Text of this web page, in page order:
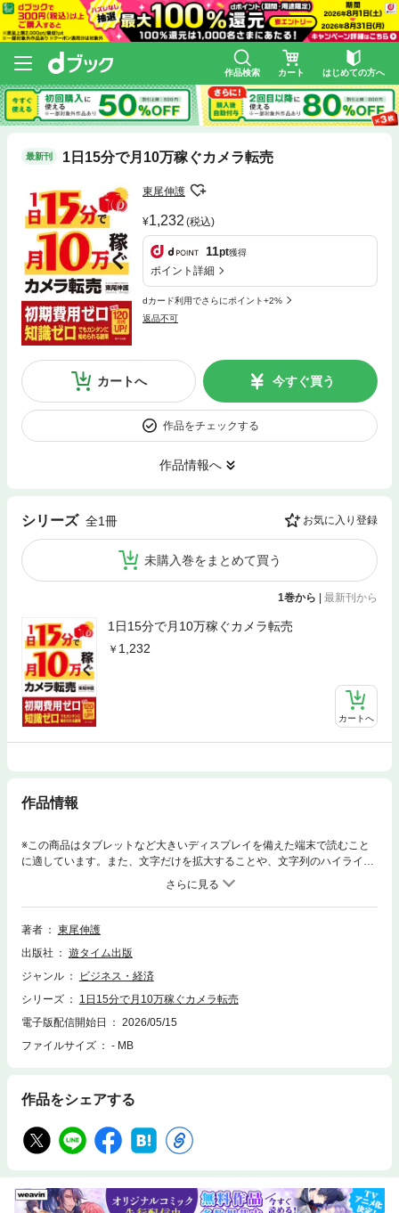
作品検索 カート はじめての方へ
最新刊 1日15分で月10万稼ぐカメラ転売
東尾伸護
1,232 (税込)
11pt獲得
ポイント詳細
dカード利用でさらにポイント+2%
返品不可
カートへ 今すぐ買う
作品をチェックする
作品情報へ
シリーズ 全1冊 お気に入り登録
未購入巻をまとめて買う
1巻から | 最新刊から
1日15分で月10万稼ぐカメラ転売
1,232
カートへ
作品情報
※この商品はタブレットなど大きいディスプレイを備えた端末で読むこと
に適しています。また、文字だけを拡大することや、文字列のハイライ
ト、検索、辞書の参照、引用などの機能が使用できません。カメラの中古
市場は、価格がそれほど下落せず、単価も高いので「副業としての転売に
最適」です。カメラ転売は、「カメラやオークションの知識がなくても」
「サラリーマンや主婦業で忙しくて時間がなくても」「初期費用がゼロで
法を、ゼロから詳しく解説していきます。1日に15分だけの副業で、年収
は120万円UP! きっとあなたの人生が変わるでしょう。
著者
東尾伸護
出版社
遊タイム出版
ジャンル
ビジネス・経済
シリーズ
1日15分で月10万稼ぐカメラ転売
電子版配信開始日
2026/05/15
ファイルサイズ
- MB
作品をシェアする